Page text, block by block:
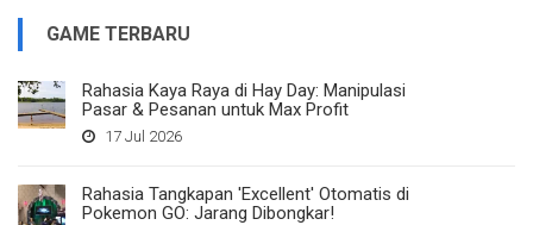
GAME TERBARU
Rahasia Kaya Raya di Hay Day: Manipulasi
Pasar & Pesanan untuk Max Profit
17 Jul 2026
Rahasia Tangkapan 'Excellent' Otomatis di
Pokemon GO: Jarang Dibongkar!